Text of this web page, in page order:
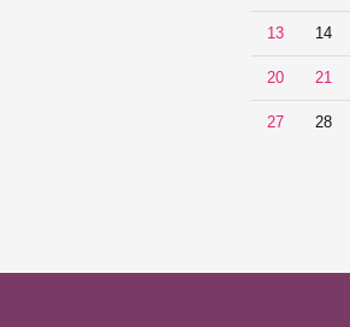
13 14
20 21
27 28